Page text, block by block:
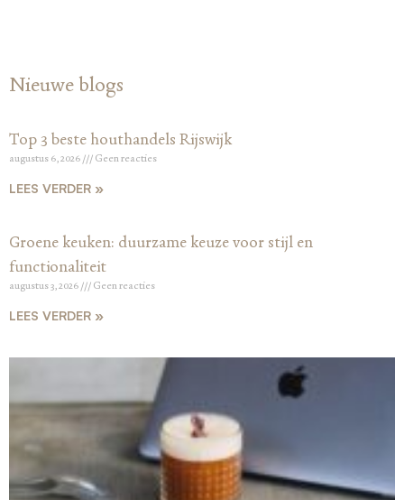
Nieuwe blogs
Top 3 beste houthandels Rijswijk
augustus 6, 2026 Geen reacties
LEES VERDER »
Groene keuken: duurzame keuze voor stijl en
functionaliteit
augustus 3, 2026 Geen reacties
LEES VERDER »